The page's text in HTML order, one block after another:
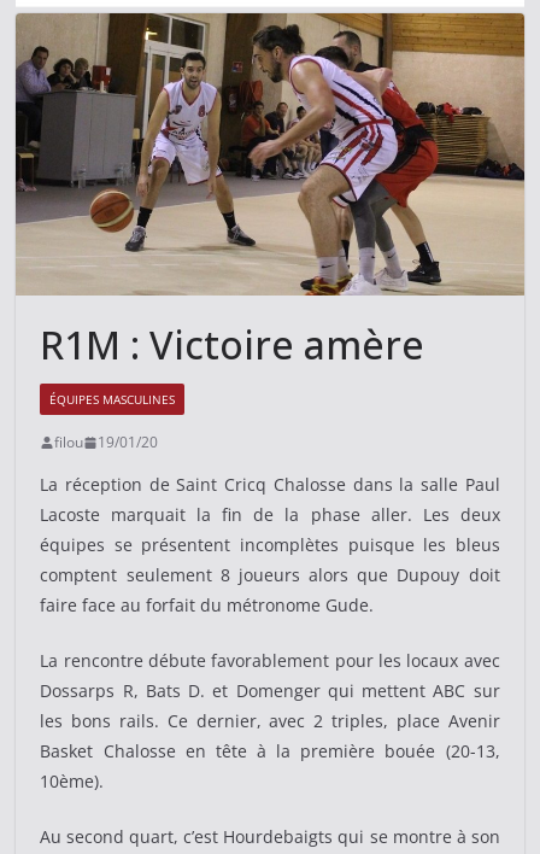
R1M : Victoire amère
ÉQUIPES MASCULINES
filou 19/01/20
La réception de Saint Cricq Chalosse dans la salle Paul
Lacoste marquait la fin de la phase aller. Les deux
équipes se présentent incomplètes puisque les bleus
comptent seulement 8 joueurs alors que Dupouy doit
faire face au forfait du métronome Gude.
La rencontre débute favorablement pour les locaux avec
Dossarps R, Bats D. et Domenger qui mettent ABC sur
les bons rails. Ce dernier, avec 2 triples, place Avenir
Basket Chalosse en tête à la première bouée (20-13,
10ème).
Au second quart, c’est Hourdebaigts qui se montre à son